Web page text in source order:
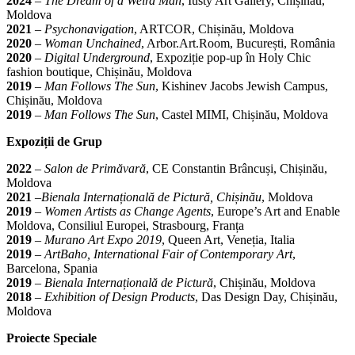
Moldova
2021 – Psychonavigation, ARTCOR, Chișinău, Moldova
2020 – Woman Unchained, Arbor.Art.Room, București, România
2020 – Digital Underground, Expoziție pop-up în Holy Chic
fashion boutique, Chișinău, Moldova
2019 – Man Follows The Sun, Kishinev Jacobs Jewish Campus,
Chișinău, Moldova
2019 – Man Follows The Sun, Castel MIMI, Chișinău, Moldova
Expoziții de Grup
2022 – Salon de Primăvară, CE Constantin Brâncuși, Chișinău,
Moldova
2021 –Bienala Internațională de Pictură, Chișinău, Moldova
2019 – Women Artists as Change Agents, Europe’s Art and Enable
Moldova, Consiliul Europei, Strasbourg, Franța
2019 – Murano Art Expo 2019, Queen Art, Veneția, Italia
2019 – ArtBaho, International Fair of Contemporary Art,
Barcelona, Spania
2019 – Bienala Internațională de Pictură, Chișinău, Moldova
2018 – Exhibition of Design Products, Das Design Day, Chișinău,
Moldova
Proiecte Speciale